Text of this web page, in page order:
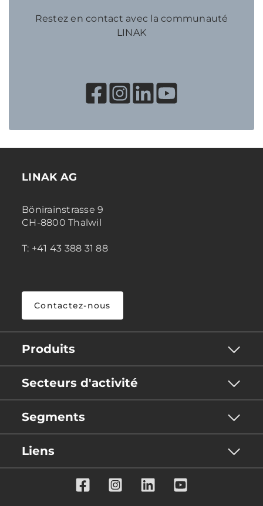
Restez en contact avec la communauté
LINAK
LINAK AG
Bönirainstrasse 9
CH-8800 Thalwil
T: +41 43 388 31 88
Contactez-nous
Produits
Secteurs d'activité
Segments
Liens